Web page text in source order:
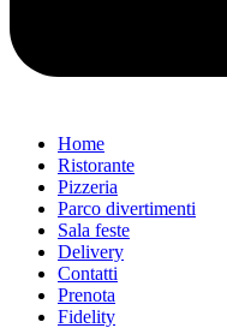
Home
Ristorante
Pizzeria
Parco divertimenti
Sala feste
Delivery
Contatti
Prenota
Fidelity